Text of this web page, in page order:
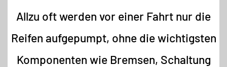
Allzu oft werden vor einer Fahrt nur die
Reifen aufgepumpt, ohne die wichtigsten
Komponenten wie Bremsen, Schaltung